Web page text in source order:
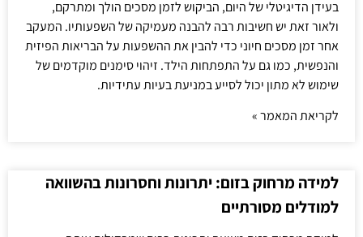
בעידן הדיגיטלי של היום, הביקוש לזמן מסכים הולך ומתרקם,
ולאור זאת יש חשיבות רבה להבנה מעמיקה של השפעותיו. המעקב
אחר זמן מסכים חיוני כדי להבין את ההשפעות על הבריאות הפיזית
והנפשית, כמו גם על התפתחות הילד. זיהוי סימנים מוקדמים של
שימוש לא מתון יכול לסייע במניעת בעיות עתידיות.
לקריאת המאמר »
למידה מרחוק בזום: יתרונות וחסרונות בהשוואה
למודלים מסורתיים